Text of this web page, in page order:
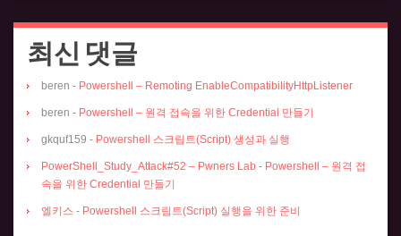
최신 댓글
beren - Powershell – Remoting EnableCompatibilityHttpListener
beren - Powershell – 원격 접속을 위한 Credential 만들기
gkquf159 - Powershell 스크립트(Script) 생성과 실행
PowerShell_Study_Attack#52 – Pwners Lab - Powershell – 원격 접
속을 위한 Credential 만들기
엘키스 - Powershell 스크립트(Script) 실행을 위한 준비